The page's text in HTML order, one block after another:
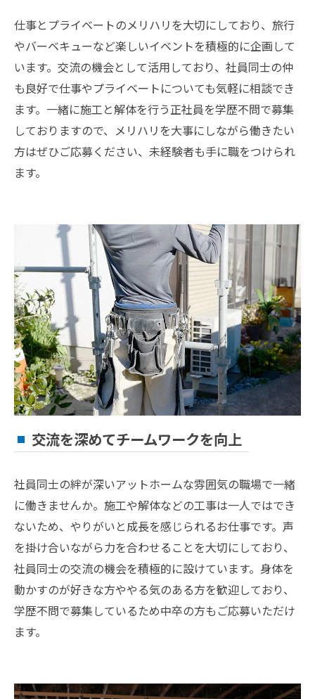
仕事とプライベートのメリハリを大切にしており、旅行
やバーベキューなど楽しいイベントを積極的に企画して
います。交流の機会として活用しており、社員同士の仲
も良好で仕事やプライベートについても気軽に相談でき
ます。一緒に施工と解体を行う正社員を学歴不問で募集
しておりますので、メリハリを大事にしながら働きたい
方はぜひご応募ください、未経験者も手に職をつけられ
ます。
交流を深めてチームワークを向上
社員同士の絆が深いアットホームな雰囲気の職場で一緒
に働きませんか。施工や解体などの工事は一人ではでき
ないため、やりがいと成長を感じられるお仕事です。声
を掛け合いながら力を合わせることを大切にしており、
社員同士の交流の機会を積極的に設けています。身体を
動かすのが好きな方ややる気のある方を歓迎しており、
学歴不問で募集しているため中卒の方もご応募いただけ
ます。